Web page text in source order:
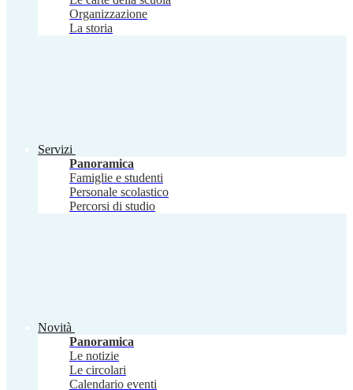
Organizzazione
La storia
Servizi
Panoramica
Famiglie e studenti
Personale scolastico
Percorsi di studio
Novità
Panoramica
Le notizie
Le circolari
Calendario eventi